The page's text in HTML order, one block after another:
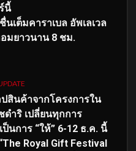
นี้
นเต็มคาราเบล อัพเลเวล
มยาวนาน 8 ชม.
สินค้าจากโครงการใน
ดำริ เปลี่ยนทุกการ
ป็นการ “ให้” 6-12 ธ.ค. นี้
Royal Gift Festival